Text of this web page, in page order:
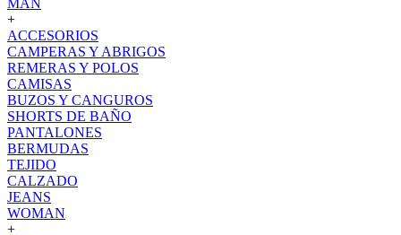
MAN
+
ACCESORIOS
CAMPERAS Y ABRIGOS
REMERAS Y POLOS
CAMISAS
BUZOS Y CANGUROS
SHORTS DE BAÑO
PANTALONES
BERMUDAS
TEJIDO
CALZADO
JEANS
WOMAN
+